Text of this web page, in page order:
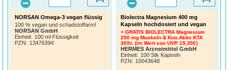
NORSAN Omega-3 vegan flüssig
100 % vegan und schadstoffarm!
NORSAN GmbH
Einheit: 100 ml Flüssigkeit
PZN: 13476394
Biolectra Magnesium 400 mg
Kapseln hochdosiert und vegan
+ GRATIS BIOLECTRA Magnesium
250 mg Muskeln & Kno.Aktiv KTA
30St. (im Wert von UVP 19,35€)
HERMES Arzneimittel GmbH
Einheit: 100 Stk Kapseln
PZN: 10043648